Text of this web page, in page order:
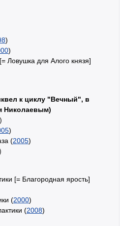
)
)
Ловушка для Алого князя]
к циклу "Вечный", в
Николаевым)
)
)
(2005)
[= Благородная ярость]
(2000)
(2008)